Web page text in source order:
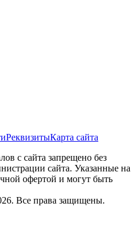
РеквизитыКарта сайта
с сайта запрещено без
сайта. Указанные на
офертой и могут быть
Все права защищены.